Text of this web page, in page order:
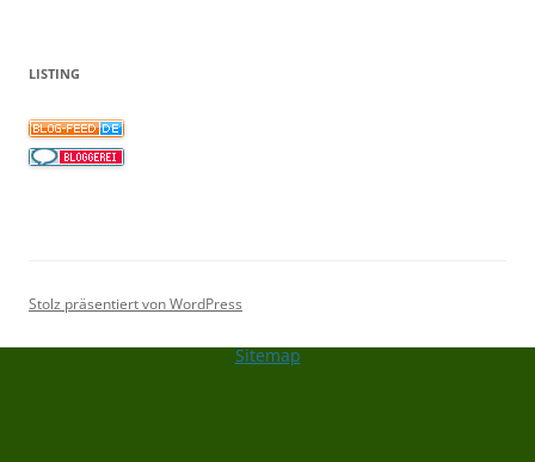
LISTING
Stolz präsentiert von WordPress
Sitemap